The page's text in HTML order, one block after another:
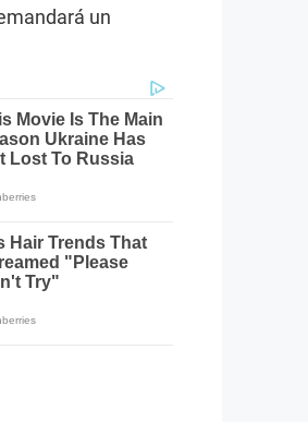
un